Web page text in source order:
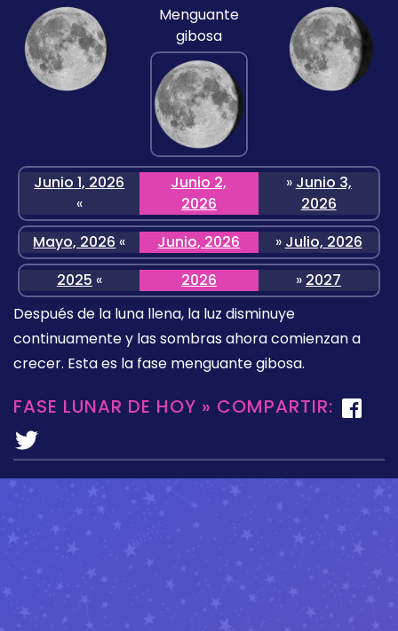
Menguante
gibosa
Junio 1, 2026
«
Junio 2,
2026
» Junio 3,
2026
Mayo, 2026 « Junio, 2026 » Julio, 2026
2025 « 2026 » 2027
Después de la luna llena, la luz disminuye
continuamente y las sombras ahora comienzan a
crecer. Esta es la fase menguante gibosa.
FASE LUNAR DE HOY » COMPARTIR: